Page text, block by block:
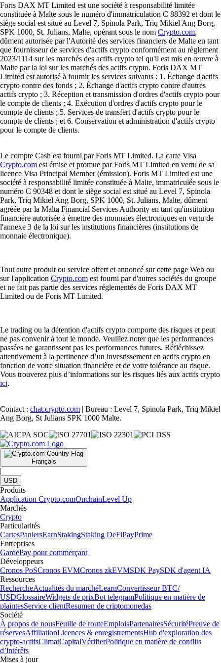
Foris DAX MT Limited est une société à responsabilité limitée
constituée à Malte sous le numéro d'immatriculation C 88392 et dont le
siège social est situé au Level 7, Spinola Park, Triq Mikiel Ang Borg,
SPK 1000, St. Julians, Malte, opérant sous le nom Crypto.com,
dûment autorisée par l'Autorité des services financiers de Malte en tant
que fournisseur de services d'actifs crypto conformément au règlement
2023/1114 sur les marchés des actifs crypto tel qu'il est mis en œuvre à
Malte par la loi sur les marchés des actifs crypto. Foris DAX MT
Limited est autorisé à fournir les services suivants : 1. Échange d'actifs
crypto contre des fonds ; 2. Échange d'actifs crypto contre d'autres
actifs crypto ; 3. Réception et transmission d'ordres d'actifs crypto pour
le compte de clients ; 4. Exécution d'ordres d'actifs crypto pour le
compte de clients ; 5. Services de transfert d'actifs crypto pour le
compte de clients ; et 6. Conservation et administration d'actifs crypto
pour le compte de clients.
Le compte Cash est fourni par Foris MT Limited. La carte Visa
Crypto.com est émise et promue par Foris MT Limited en vertu de sa
licence Visa Principal Member (émission). Foris MT Limited est une
société à responsabilité limitée constituée à Malte, immatriculée sous le
numéro C 90348 et dont le siège social est situé au Level 7, Spinola
Park, Triq Mikiel Ang Borg, SPK 1000, St. Julians, Malte, dûment
agréée par la Malta Financial Services Authority en tant qu'institution
financière autorisée à émettre des monnaies électroniques en vertu de
l'annexe 3 de la loi sur les institutions financières (institutions de
monnaie électronique).
Tout autre produit ou service offert et annoncé sur cette page Web ou
sur l'application Crypto.com est fourni par d'autres sociétés du groupe
et ne fait pas partie des services réglementés de Foris DAX MT
Limited ou de Foris MT Limited.
Le trading ou la détention d'actifs crypto comporte des risques et peut
ne pas convenir à tout le monde. Veuillez noter que les performances
passées ne garantissent pas les performances futures. Réfléchissez
attentivement à la pertinence d’un investissement en actifs crypto en
fonction de votre situation financière et de votre tolérance au risque.
Vous trouverez plus d’informations sur les risques liés aux actifs crypto
ici.
Contact : chat.crypto.com | Bureau : Level 7, Spinola Park, Triq Mikiel
Ang Borg, St Julians SPK 1000 Malte.
Français
|
USD
Produits
Application Crypto.comOnchainLevel Up
Marchés
Crypto
Particularités
CartesPaniersEarnStakingStaking DeFiPayPrime
Entreprises
GardePay pour commerçant
Développeurs
Cronos PoSCronos EVMCronos zkEVMSDK PaySDK d'agent IA
Ressources
RechercheActualités du marchéLearnConvertisseur BTC/
USDGlossaireWidgets de prixBot telegramPolitique en matière de
plaintesService clientResumen de criptomonedas
Société
À propos de nousFeuille de routeEmploisPartenairesSécuritéPreuve de
réservesAffiliationLicences & enregistrementsHub d'exploration des
crypto-actifsClimatCapitalVérifierPolitique en matière de conflits
d’intérêts
Mises à jour